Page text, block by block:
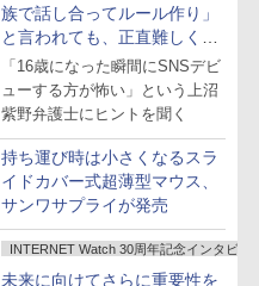
族で話し合ってルール作り」
と言われても、正直難しくな
いですか？
「16歳になった瞬間にSNSデビ
ューする方が怖い」という上沼
紫野弁護士にヒントを聞く
持ち運び時は小さくなるスラ
イドカバー式超薄型マウス、
サンワサプライが発売
INTERNET Watch 30周年記念インタビュー
未来に向けてさらに重要性を